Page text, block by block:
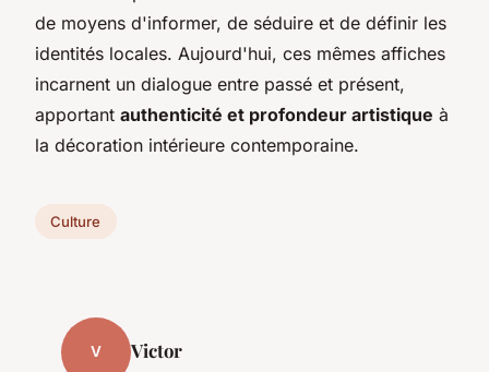
de moyens d'informer, de séduire et de définir les
identités locales. Aujourd'hui, ces mêmes affiches
incarnent un dialogue entre passé et présent,
apportant authenticité et profondeur artistique à
la décoration intérieure contemporaine.
Culture
V Victor